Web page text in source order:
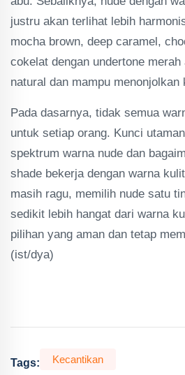
justru akan terlihat lebih
mocha brown, deep caramel,
cokelat dengan undertone
natural dan mampu
Pada dasarnya, tidak semua
untuk setiap orang. Kunci
spektrum warna nude dan
shade bekerja dengan warna
masih ragu, memilih nude satu
sedikit lebih hangat dari warna
pilihan yang aman dan tetap
(ist/dya)
Tags: Kecantikan